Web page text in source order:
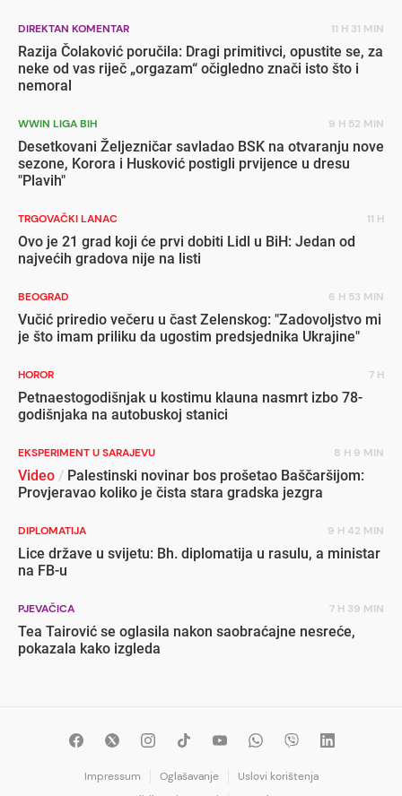
DIREKTAN KOMENTAR 11 H 31 MIN
Razija Čolaković poručila: Dragi primitivci, opustite se, za
neke od vas riječ „orgazam“ očigledno znači isto što i
nemoral
WWIN LIGA BIH 9 H 52 MIN
Desetkovani Željezničar savladao BSK na otvaranju nove
sezone, Korora i Husković postigli prvijence u dresu
"Plavih"
TRGOVAČKI LANAC 11 H
Ovo je 21 grad koji će prvi dobiti Lidl u BiH: Jedan od
najvećih gradova nije na listi
BEOGRAD 6 H 53 MIN
Vučić priredio večeru u čast Zelenskog: "Zadovoljstvo mi
je što imam priliku da ugostim predsjednika Ukrajine"
HOROR 7 H
Petnaestogodišnjak u kostimu klauna nasmrt izbo 78-
godišnjaka na autobuskoj stanici
EKSPERIMENT U SARAJEVU 8 H 9 MIN
Video / Palestinski novinar bos prošetao Baščaršijom:
Provjeravao koliko je čista stara gradska jezgra
DIPLOMATIJA 9 H 42 MIN
Lice države u svijetu: Bh. diplomatija u rasulu, a ministar
na FB-u
PJEVAČICA 7 H 39 MIN
Tea Tairović se oglasila nakon saobraćajne nesreće,
pokazala kako izgleda
Impressum Oglašavanje
Uslovi korištenja